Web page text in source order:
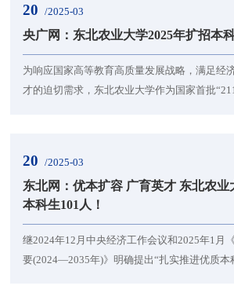
省省属唯一国家“双一流”建设高校，将进一步
使命，继续扩大本科招生规模。新增计划将...
20 /2025-03
央广网：东北农业大学2025年扩招本
为响应国家高等教育高质量发展战略，满足经
才的迫切需求，东北农业大学作为国家首批
一年增幅1.2%，为更多优秀学子提供成长成才
点围绕国家战略急需、基础学科和新兴前沿...
20 /2025-03
东北网：优本扩容 广育英才 东北农业
本科生101人！
继2024年12月中央经济工作会议和2025年1月
要(2024—2035年)》明确提出“扎实推进优质本